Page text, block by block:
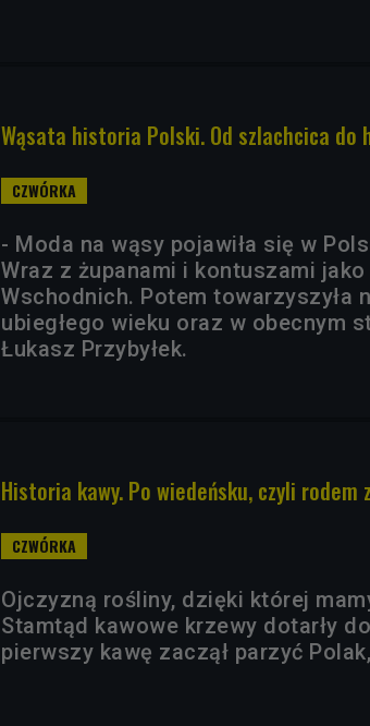
Wąsata historia Polski. Od szlachcica do
- Moda na wąsy pojawiła się w
Wraz z żupanami i kontuszami
Wschodnich. Potem towarzyszyła
ubiegłego wieku oraz w obecnym
Łukasz Przybyłek.
Historia kawy. Po wiedeńsku, czyli rodem
Ojczyzną rośliny, dzięki której
Stamtąd kawowe krzewy dotarły
pierwszy kawę zaczął parzyć